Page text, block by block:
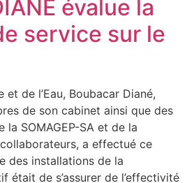
évalue la
service sur le
et de l’Eau, Boubacar Diané,
de son cabinet ainsi que des
la SOMAGEP-SA et de la
a effectué ce
des installations de la
était de s’assurer de l’effectivité